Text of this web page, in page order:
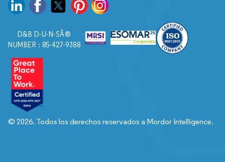
D&B D-U-N-SÂ®
NUMBER : 85-427-9388
© 2026. Todos los derechos reservados a Mordor Intelligence.